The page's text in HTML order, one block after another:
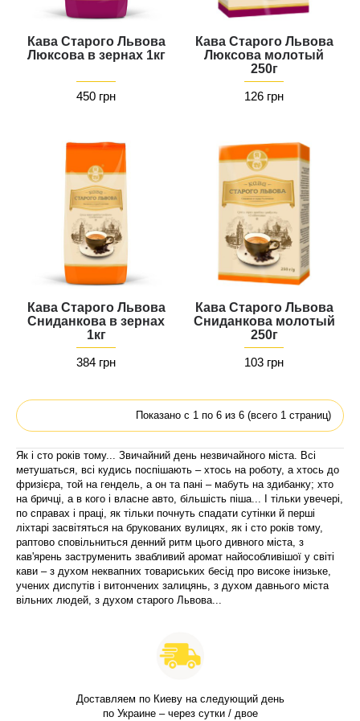
Кава Старого Львова
Люксова в зернах 1кг
450 грн
Кава Старого Львова
Люксова молотый
250г
126 грн
Кава Старого Львова
Сниданкова в зернах
1кг
384 грн
Кава Старого Львова
Сниданкова молотый
250г
103 грн
Показано с 1 по 6 из 6 (всего 1 страниц)
Як і сто років тому... Звичайний день незвичайного міста. Всі
метушаться, всі кудись поспішають – хтось на роботу, а хтось до
фризієра, той на гендель, а он та пані – мабуть на здибанку; хто
на бричці, а в кого і власне авто, більшість піша... І тільки увечері,
по справах і праці, як тільки почнуть спадати сутінки й перші
ліхтарі засвітяться на брукованих вулицях, як і сто років тому,
раптово сповільниться денний ритм цього дивного міста, з
кав'ярень заструменить звабливий аромат найособливішої у світі
кави – з духом неквапних товариських бесід про високе інизьке,
учених диспутів і витончених залицянь, з духом давнього міста
вільних людей, з духом старого Львова...
Доставляем по Киеву на следующий день
по Украине – через сутки / двое